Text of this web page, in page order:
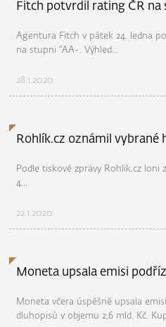
Fitch potvrdil rating ČR na
Agentura Fitch v pátek 24. ledna
na stupni "AA-. Výhled...
28.1.2020
Rohlík.cz oznámil vybrané
Podle tiskové zprávy Rohlik.cz loni
4...
22.1.2020
Moneta upsala emisi
Moneta včera úspěšně upsala
dluhopisů v objemu 2,6 mld. Kč.